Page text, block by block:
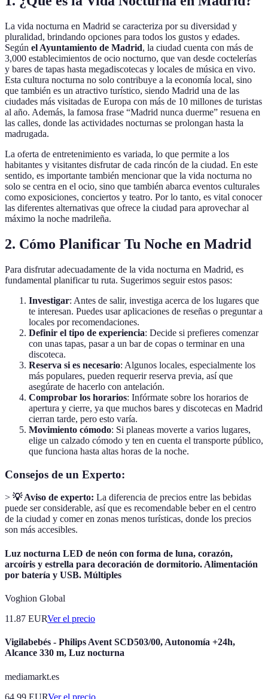
La vida nocturna en Madrid se caracteriza por su diversidad y
pluralidad, brindando opciones para todos los gustos y edades.
Según el Ayuntamiento de Madrid, la ciudad cuenta con más de
3,000 establecimientos de ocio nocturno, que van desde coctelerías
y bares de tapas hasta megadiscotecas y locales de música en vivo.
Esta cultura nocturna no solo contribuye a la economía local, sino
que también es un atractivo turístico, siendo Madrid una de las
ciudades más visitadas de Europa con más de 10 millones de turistas
al año. Además, la famosa frase “Madrid nunca duerme” resuena en
las calles, donde las actividades nocturnas se prolongan hasta la
madrugada.
La oferta de entretenimiento es variada, lo que permite a los
habitantes y visitantes disfrutar de cada rincón de la ciudad. En este
sentido, es importante también mencionar que la vida nocturna no
solo se centra en el ocio, sino que también abarca eventos culturales
como exposiciones, conciertos y teatro. Por lo tanto, es vital conocer
las diferentes alternativas que ofrece la ciudad para aprovechar al
máximo la noche madrileña.
2. Cómo Planificar Tu Noche en Madrid
Para disfrutar adecuadamente de la vida nocturna en Madrid, es
fundamental planificar tu ruta. Sugerimos seguir estos pasos:
Investigar: Antes de salir, investiga acerca de los lugares que
te interesan. Puedes usar aplicaciones de reseñas o preguntar a
locales por recomendaciones.
Definir el tipo de experiencia: Decide si prefieres comenzar
con unas tapas, pasar a un bar de copas o terminar en una
discoteca.
Reserva si es necesario: Algunos locales, especialmente los
más populares, pueden requerir reserva previa, así que
asegúrate de hacerlo con antelación.
Comprobar los horarios: Infórmate sobre los horarios de
apertura y cierre, ya que muchos bares y discotecas en Madrid
cierran tarde, pero esto varía.
Movimiento cómodo: Si planeas moverte a varios lugares,
elige un calzado cómodo y ten en cuenta el transporte público,
que funciona hasta altas horas de la noche.
Consejos de un Experto:
> 💡 Aviso de experto: La diferencia de precios entre las bebidas
puede ser considerable, así que es recomendable beber en el centro
de la ciudad y comer en zonas menos turísticas, donde los precios
son más accesibles.
Luz nocturna LED de neón con forma de luna, corazón,
arcoíris y estrella para decoración de dormitorio. Alimentación
por batería y USB. Múltiples
Voghion Global
11.87 EURVer el precio
Vigilabebés - Philips Avent SCD503/00, Autonomía +24h,
Alcance 330 m, Luz nocturna
mediamarkt.es
64.99 EURVer el precio